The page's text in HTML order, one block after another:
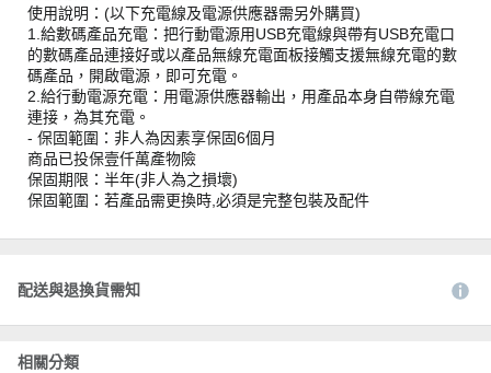
使用說明：(以下充電線及電源供應器需另外購買)
1.給數碼產品充電：把行動電源用USB充電線與帶有USB充電口
的數碼產品連接好或以產品無線充電面板接觸支援無線充電的數
碼產品，開啟電源，即可充電。
2.給行動電源充電：用電源供應器輸出，用產品本身自帶線充電
連接，為其充電。
- 保固範圍：非人為因素享保固6個月
商品已投保壹仟萬產物險
保固期限：半年(非人為之損壞)
保固範圍：若產品需更換時,必須是完整包裝及配件
配送與退換貨需知
相關分類